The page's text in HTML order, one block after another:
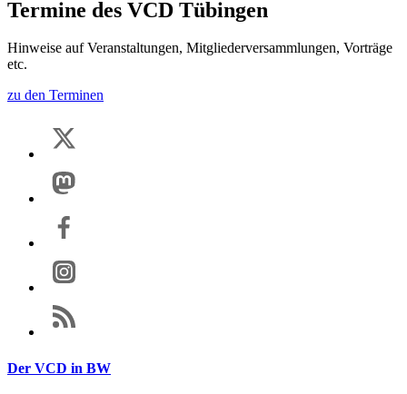
Termine des VCD Tübingen
Hinweise auf Veranstaltungen, Mitgliederversammlungen, Vorträge
etc.
zu den Terminen
Der VCD in BW